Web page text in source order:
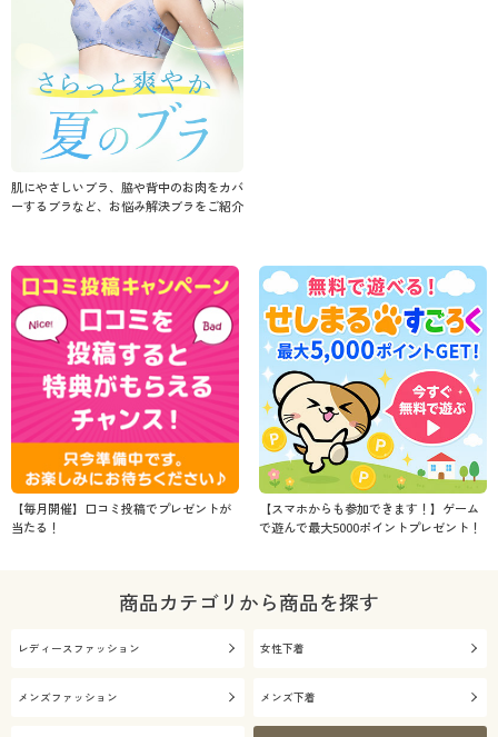
肌にやさしいブラ、脇や背中のお肉をカバ
ーするブラなど、お悩み解決ブラをご紹介
【毎月開催】口コミ投稿でプレゼントが
当たる！
【スマホからも参加できます！】ゲーム
で遊んで最大5000ポイントプレゼント！
商品カテゴリから商品を探す
レディースファッション 女性下着
メンズファッション メンズ下着